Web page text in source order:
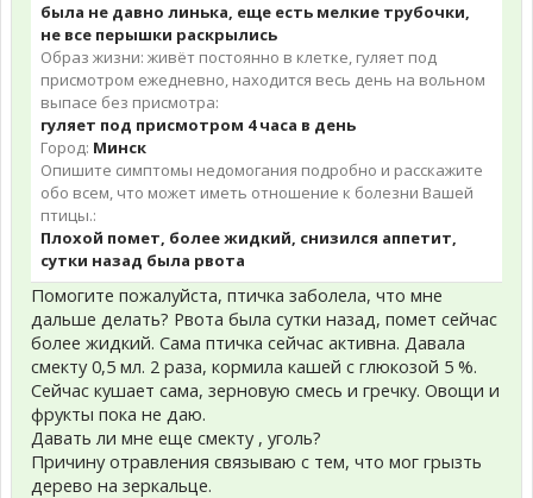
была не давно линька, еще есть мелкие трубочки,
не все перышки раскрылись
Образ жизни: живёт постоянно в клетке, гуляет под
присмотром ежедневно, находится весь день на вольном
выпасе без присмотра:
гуляет под присмотром 4 часа в день
Город: Минск
Опишите симптомы недомогания подробно и расскажите
обо всем, что может иметь отношение к болезни Вашей
птицы.:
Плохой помет, более жидкий, снизился аппетит,
сутки назад была рвота
Помогите пожалуйста, птичка заболела, что мне
дальше делать? Рвота была сутки назад, помет сейчас
более жидкий. Сама птичка сейчас активна. Давала
смекту 0,5 мл. 2 раза, кормила кашей с глюкозой 5 %.
Сейчас кушает сама, зерновую смесь и гречку. Овощи и
фрукты пока не даю.
Давать ли мне еще смекту , уголь?
Причину отравления связываю с тем, что мог грызть
дерево на зеркальце.